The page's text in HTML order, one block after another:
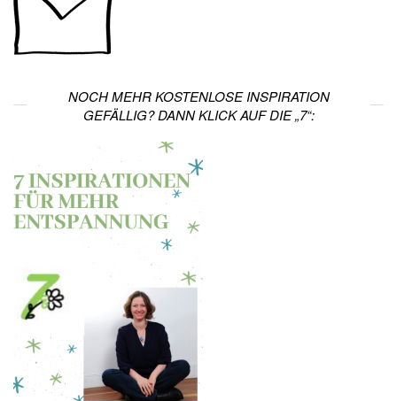
NOCH MEHR KOSTENLOSE INSPIRATION
GEFÄLLIG? DANN KLICK AUF DIE „7“: